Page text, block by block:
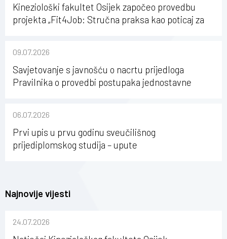
Kineziološki fakultet Osijek započeo provedbu
projekta „Fit4Job: Stručna praksa kao poticaj za
09.07.2026
Savjetovanje s javnošću o nacrtu prijedloga
Pravilnika o provedbi postupaka jednostavne
Osijeku
06.07.2026
Prvi upis u prvu godinu sveučilišnog
prijediplomskog studija – upute
Najnovije vijesti
24.07.2026